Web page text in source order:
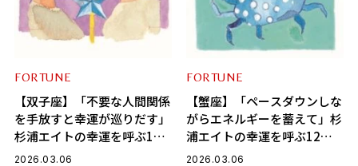
FORTUNE
【双子座】「不要な人間関係
を手放すと幸運が巡りだす」
杉浦エイトの幸運を呼ぶ12
星座占い（3/6～4/6）
2026.03.06
FORTUNE
【蟹座】「ペースダウンしな
がらエネルギーを蓄えて」杉
浦エイトの幸運を呼ぶ12星
座占い（3/6～4/6）
2026.03.06